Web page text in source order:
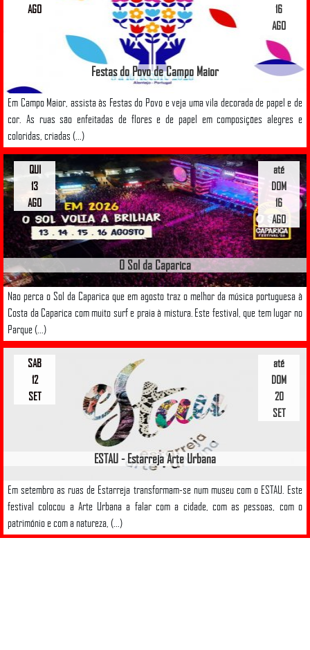
Festas do Povo de Campo Maior
Em Campo Maior, assista às Festas do Povo e veja uma vila decorada de papel e de
cor. As ruas são enfeitadas de flores e de papel em composições alegres e
coloridas, criadas (...)
16
AGO
AGO
O Sol da Caparica
Não perca o Sol da Caparica que em agosto traz o melhor da música portuguesa à
Costa da Caparica com muito surf e praia à mistura. Este festival, que tem lugar no
Parque (...)
até
DOM
16
AGO
QUI
13
AGO
ESTAU - Estarreja Arte Urbana
Em setembro as ruas de Estarreja transformam-se num museu com o ESTAU. Este
festival colocou a Arte Urbana a falar com a cidade, com as pessoas, com o
património e com a natureza, (...)
até
DOM
20
SET
SAB
12
SET